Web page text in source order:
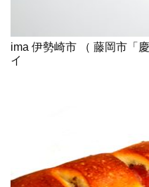
ima 伊勢崎市 （ 藤岡市「
イ